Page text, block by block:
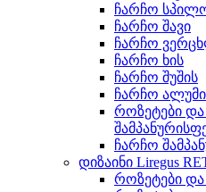
ჩარჩო
ჩარჩო შავი
ჩარჩო
ჩარჩო ხის
ჩარჩო შუშის
ჩარჩო
როზეტები
ჩარჩო
დიზაინი Liregus
როზეტები